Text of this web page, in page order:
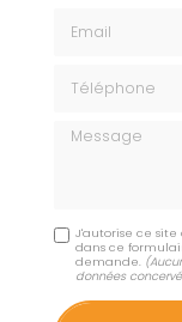
Message
J'autorise ce
dans ce
demande.
données